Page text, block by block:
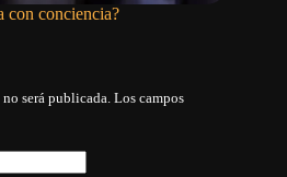
con conciencia?
será publicada. Los campos